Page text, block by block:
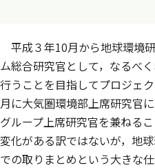
平成３年10月から地球環境
ム総合研究官として，なるべ
行うことを目指してプロジェ
月に大気圏環境部上席研究官
グループ上席研究官を兼ねる
変化がある訳ではないが，地
での取りまとめという大きな